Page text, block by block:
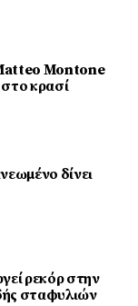
Montone
κρασί
δίνει
ρεκόρ στην
σταφυλιών